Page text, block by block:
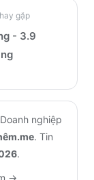
gặp
- 3.9
Doanh nghiệp
. Tin
.
→